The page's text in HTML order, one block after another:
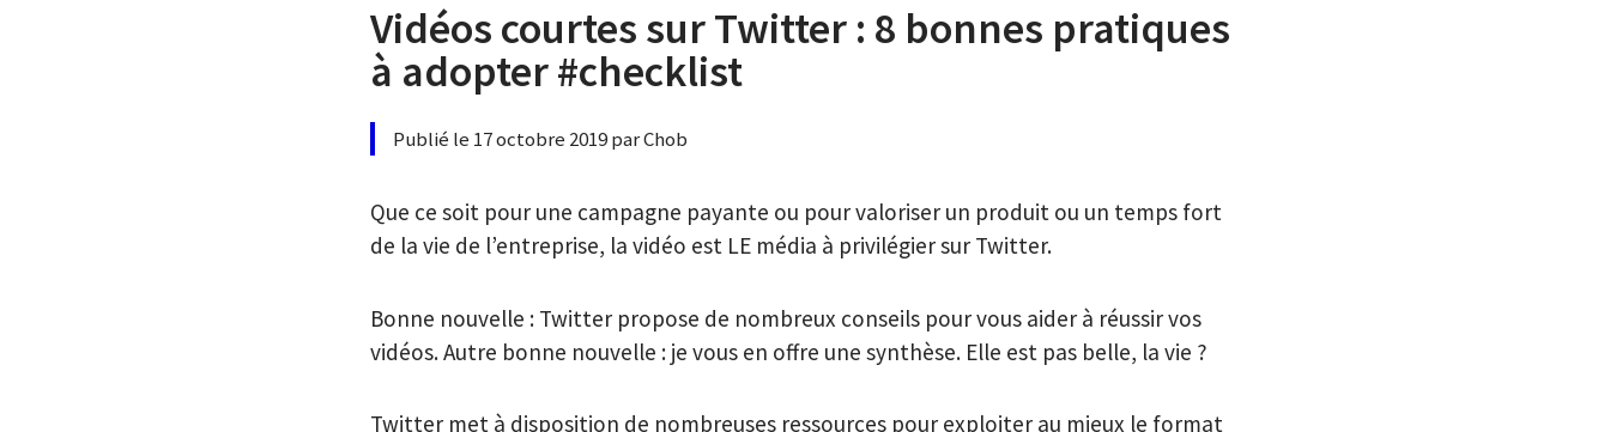
Vidéos courtes sur Twitter : 8 bonnes pratiques
à adopter #checklist
Publié le 17 octobre 2019 par Chob
Que ce soit pour une campagne payante ou pour valoriser un produit ou un temps fort
de la vie de l’entreprise, la vidéo est LE média à privilégier sur Twitter.
Bonne nouvelle : Twitter propose de nombreux conseils pour vous aider à réussir vos
vidéos. Autre bonne nouvelle : je vous en offre une synthèse. Elle est pas belle, la vie ?
Twitter met à disposition de nombreuses ressources pour exploiter au mieux le format